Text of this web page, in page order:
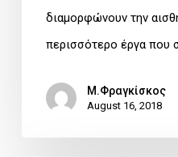
διαμορφώνουν την
περισσότερο έργα που
Μ.Φραγκίσκος
August 16, 2018